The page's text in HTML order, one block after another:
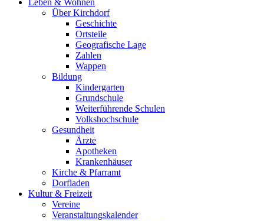
Leben & Wohnen
Über Kirchdorf
Geschichte
Ortsteile
Geografische Lage
Zahlen
Wappen
Bildung
Kindergarten
Grundschule
Weiterführende Schulen
Volkshochschule
Gesundheit
Ärzte
Apotheken
Krankenhäuser
Kirche & Pfarramt
Dorfladen
Kultur & Freizeit
Vereine
Veranstaltungskalender